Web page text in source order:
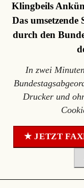
Klingbeils
Das umsetzende
durch den
In zwei
Drucker und
★ JETZT